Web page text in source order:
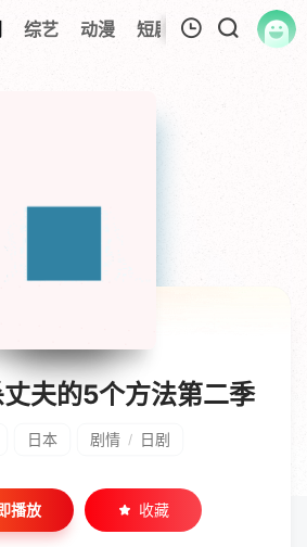
综艺 动漫 短剧大全 纪录片
夫的5个方法第二季
日本 剧情 / 日剧
播放 收藏